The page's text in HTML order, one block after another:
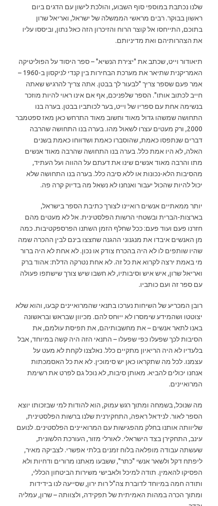
שלנו נכתבת במוספי סוף השבוע, והולכת לישון עם הדגים ביום
ראשון בבוקר. רבים מראשי הממשלה של ישראל, ואריאל שרון
בתוכם, התייחסו אל קוצר הרוח והזיכרון הזה כאל נתון, וביססו עליו
את הצהרותיהם ואת מדיניותם.
תיאודור וייט, שכתב את "יצירת הנשיא" – ספר היסוד על הפוליטיקה
האמריקנית שתיאר את מערכת הבחירות בין קנדי לניקסון ב-1960 –
אמר פעם שספר צריך "לבעור לך בבטן. אתה צריך להרגיש שאתה
חייב לכתוב אותו". הספר שלפניכם, אף אם אינו ראוי להיות מוזכר
בנשימה אחת עם ספריו של וייט, בער לכותביו בבטן. בערה בנו
התחושה שמשהו גדול מאוד וחשוב מאוד התרחש כאן מאז ספטמבר
2000, ורק מעטים עצרו לשאול מהו. בערה בנו התחושה שהרבה
דברים שנתפסו כאמת, שהוסברו כאמת ושדוּוחו כאמת בשנים
האלה, לא היו אמת כלל. בערה בנו התחושה שהרבה מאוד אנשים
מתו והרבה מאוד אנשים שינו את דעתם על ההווה ועל העתיד,
מהסיבות הלא-נכונות או ללא סיבה כלל. בערה בנו התחושה שלא
יכול להיות שהכול יעבור ואנחנו לא נשאל מה בדיוק קרה פה.
יותר ממאתיים אנשים רואיינו לצורך כתיבת הספר בישראל,
בארצות-הברית ובשטחי הרשות הפלסטינית. אל לא מעטים מהם
חזרנו פעם ועוד פעם: ככל שחלף הזמן השתנו הפרספקטיבות. כמה
מן האנשים איבדו את מנגנוני ההגנה שחצצו בינם לבין ההכרה שמה
שהיו שותפים לו לא היה בהכרח צודק או נכון. לא אחת לא היה ברור
מי באמת ירצה לקרוא את כל זה. לא אחת נטרקה הדלת: אהוד ברק
ואריאל שרון, איש איש וסיבותיו, לא חשבו שיש צורך שישתפו פעולה
עם ספר זה ועם כותביו.
רובן המכריע של השיחות נערכו בתנאי שהמרואיינים קבעו, והוא שלא
יצוטטו ושהמידע שימסרו לא ייוּחס להם. מכיוון שבראש ובראשונה
באנו לתאר אנשים – את מחשבותיהם, את תפיסת עולמם, את
הסיבות לכך שפעלו כפי שפעלו – התנאי הזה היה קשה במיוחד, אבל
בלעדיו לא היה הריאיון מתקיים כלל. נאלצנו לקחת לא מעט על
עצמנו. לכל מה שתקראו כאן יש סימוכין. לא את כל האסמכתות
אנחנו יכולים להביא. מאותן סיבות, לא נוכל גם לפרט את רשימת
המרואיינים.
מה שנוכל, בשמחה ומתוך רגש עמוק, הוא להודות למי שבזכותו יוצא
הספר לאור. לנידאל ראפה, התחקירנית שלנו ברשות הפלסטינית,
שליוותה אותנו בחלק מהפגישות עם המרואיינים הפלסטינים. לנועם
עינב, התחקירן בצד הישראלי. לאורלי מזור, העורכת הלשונית,
שעשתה עבודה מופלאה בלוח זמנים בלתי אפשרי. לצביקה מאיר,
ליפתח דקל ולשאר אנשי "כתר", ששבעו מאִתנו מרורים ודחיות ולא
הפסיקו להאמין. תודה למיכל ולאבישי משירות הביטחון הכללי,
ותודה חמה במיוחד לדוברת צה"ל רות ירון, שסייעה לנו בידידות
ומתוך הכרה במהות האמיתית של תפקידה, ולצוותה – שרון, עמליה